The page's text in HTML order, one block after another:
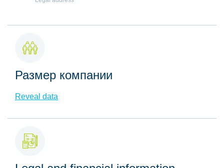
Размер компании
Reveal data